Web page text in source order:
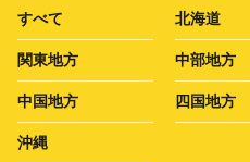
すべて 北海道
関東地方 中部地方
中国地方 四国地方
沖縄